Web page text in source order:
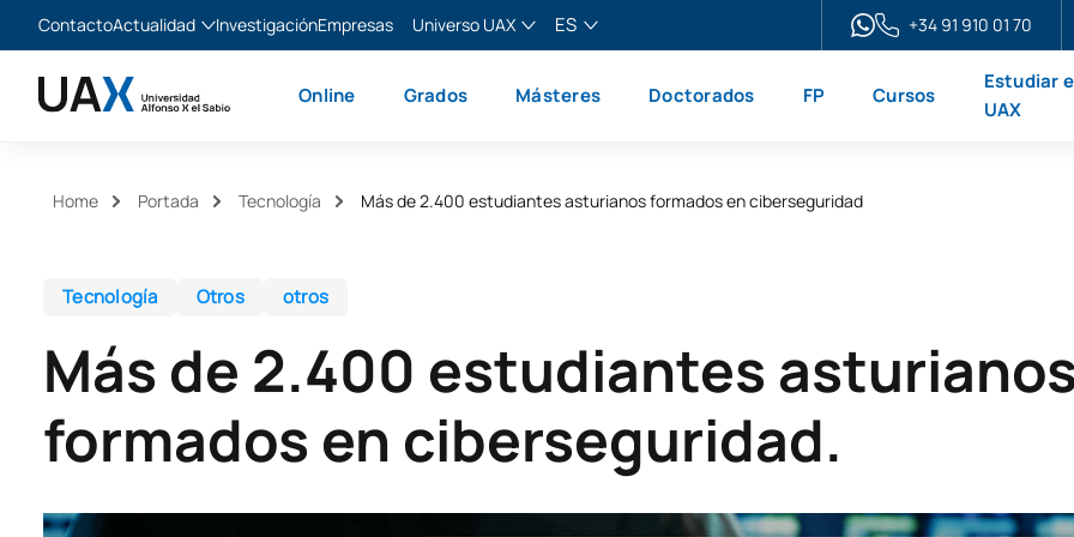
ContactoActualidad
Noticias
InvestigaciónEmpresas
Universo UAX
XTART
ES
English
+34 91 910 01 70
Online Grados Másteres Doctorados FP Cursos
Estudiar
UAX
Home Portada Tecnología Más de 2.400 estudiantes asturianos formados en ciberseguridad
Tecnología Otros otros
Más de 2.400 estudiantes asturianos
formados en ciberseguridad.